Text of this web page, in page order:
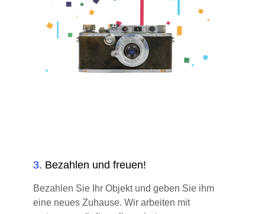
3. Bezahlen und freuen!
Bezahlen Sie Ihr Objekt und geben Sie ihm
eine neues Zuhause. Wir arbeiten mit